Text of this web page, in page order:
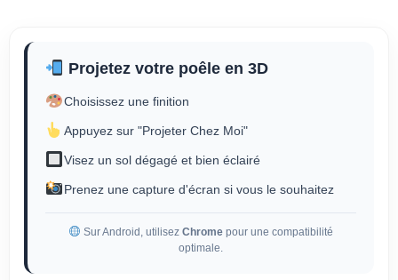
Projetez votre poêle en 3D
Choisissez une finition
Appuyez sur "Projeter Chez Moi"
Visez un sol dégagé et bien éclairé
Prenez une capture d'écran si vous le souhaitez
Sur Android, utilisez Chromepour une compatibilité
optimale.